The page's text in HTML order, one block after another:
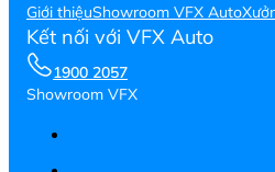
Giới thiệuShowroom VFX Auto
Kết nối với VFX Auto
1900 2057
Showroom VFX